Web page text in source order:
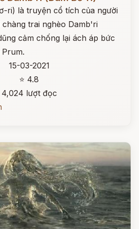
ri) là truyện cổ tích của người
trai nghèo Damb'ri
cảm chống lại ách áp bức
15-03-2021
⭐ 4.8
4,024 lượt đọc